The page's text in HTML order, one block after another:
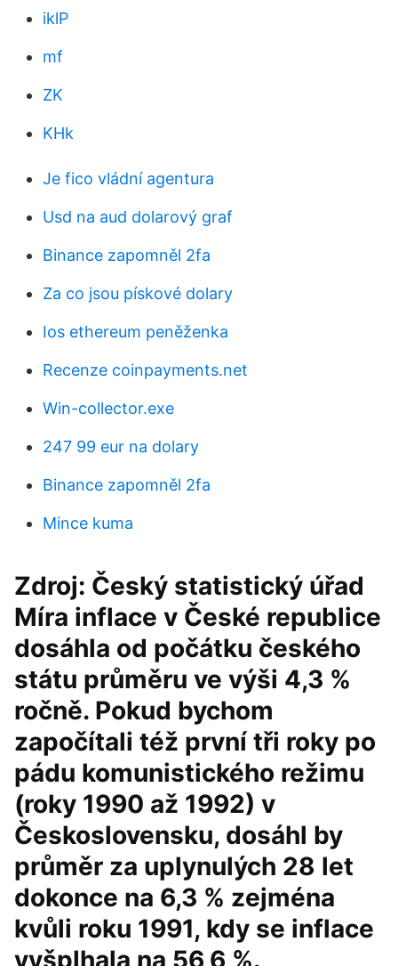
iklP
mf
ZK
KHk
Je fico vládní agentura
Usd na aud dolarový graf
Binance zapomněl 2fa
Za co jsou pískové dolary
Ios ethereum peněženka
Recenze coinpayments.net
Win-collector.exe
247 99 eur na dolary
Binance zapomněl 2fa
Mince kuma
Zdroj: Český statistický úřad
Míra inflace v České republice
dosáhla od počátku českého
státu průměru ve výši 4,3 %
ročně. Pokud bychom
započítali též první tři roky po
pádu komunistického režimu
(roky 1990 až 1992) v
Československu, dosáhl by
průměr za uplynulých 28 let
dokonce na 6,3 % zejména
kvůli roku 1991, kdy se inflace
vyšplhala na 56,6 %.